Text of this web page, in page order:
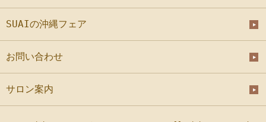
SUAIの沖縄フェア
お問い合わせ
サロン案内